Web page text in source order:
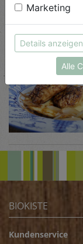
BIOKISTE
Kundenservice
auch
möchtest.
Weitere
Marketing
Details anzeigen
Alle